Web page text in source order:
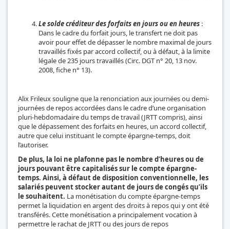
Le solde créditeur des forfaits en jours ou en heures :
Dans le cadre du forfait jours, le transfert ne doit pas
avoir pour effet de dépasser le nombre maximal de jours
travaillés fixés par accord collectif, ou à défaut, à la limite
légale de 235 jours travaillés (Circ. DGT n° 20, 13 nov.
2008, fiche n° 13).
Alix Frileux souligne que la renonciation aux journées ou demi-
journées de repos accordées dans le cadre d’une organisation
pluri-hebdomadaire du temps de travail (JRTT compris), ainsi
que le dépassement des forfaits en heures, un accord collectif,
autre que celui instituant le compte épargne-temps, doit
l’autoriser.
De plus, la loi ne plafonne pas le nombre d’heures ou de
jours pouvant être capitalisés sur le compte épargne-
temps. Ainsi, à défaut de disposition conventionnelle, les
salariés peuvent stocker autant de jours de congés qu’ils
le souhaitent. La monétisation du compte épargne-temps
permet la liquidation en argent des droits à repos qui y ont été
transférés. Cette monétisation a principalement vocation à
permettre le rachat de JRTT ou des jours de repos